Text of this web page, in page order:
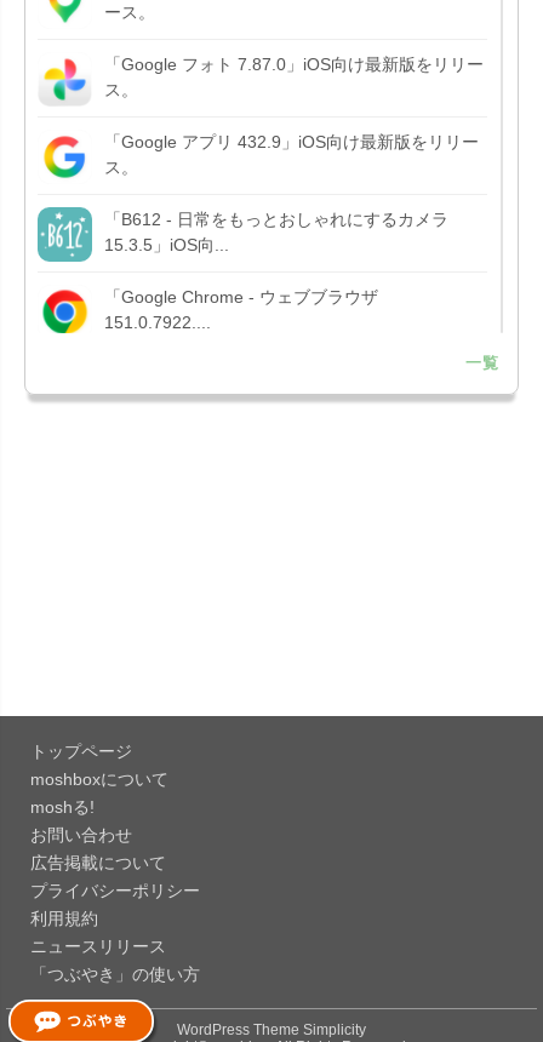
ース。
「Google フォト 7.87.0」iOS向け最新版をリリー
ス。
「Google アプリ 432.9」iOS向け最新版をリリー
ス。
「B612 - 日常をもっとおしゃれにするカメラ
15.3.5」iOS向...
「Google Chrome - ウェブブラウザ
151.0.7922....
「Microsoft OneDrive 18.7.3」iOS向け最新版を...
「Microsoft OneDrive 18.6.7」iOS向け最新版を...
「Pokémon GO 0.423.0」iOS向け最新版をリリー
ス。
ス。AIプロ...
26.40」iOS向...
一覧
トップページ
moshboxについて
moshる!
お問い合わせ
広告掲載について
プライバシーポリシー
利用規約
ニュースリリース
「つぶやき」の使い方
WordPress Theme Simplicity